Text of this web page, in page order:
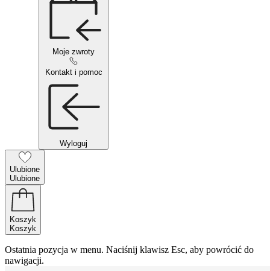
Moje zwroty
Kontakt i pomoc
Wyloguj
Ulubione
Ulubione
Koszyk
Koszyk
Ostatnia pozycja w menu. Naciśnij klawisz Esc, aby powrócić do
nawigacji.